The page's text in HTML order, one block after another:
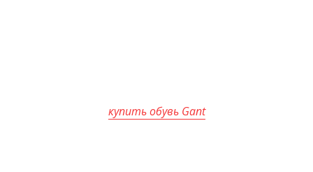
купить обувь Gant